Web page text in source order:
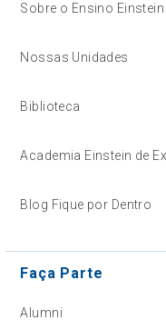
Sobre o Ensino Einstein
Nossas Unidades
Biblioteca
Academia Einstein de
Blog Fique por Dentro
Faça Parte
Alumni